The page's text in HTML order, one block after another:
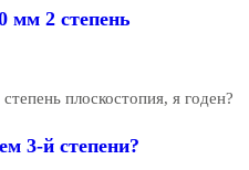
мм 2 степень
плоскостопия, я годен?
3-й степени?